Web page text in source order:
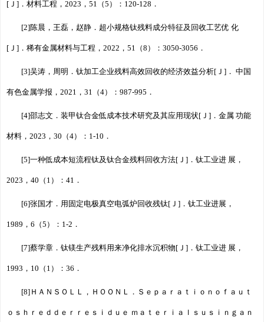
[Ｊ]．材料工程，2023，51（5）：120-128．
[2]陈晨，王磊，赵静．超小规格钛残料成分特征及回收工艺优 化
[Ｊ]．稀有金属材料与工程，2022，51（8）：3050-3056．
[3]吴涛，周明．钛加工企业残料高效回收的经济效益分析[Ｊ]． 中国
有色金属学报，2021，31（4）：987-995．
[4]邵志文．装甲钛合金低成本技术研究及其应用现状[Ｊ]．金属 功能
材料，2023，30（4）：1-10．
[5]一种低成本短流程钛及钛合金残料回收方法[Ｊ]．钛工业进 展，
2023，40（1）：41．
[6]张国才．用固定电极真空电弧炉回收残钛[Ｊ]．钛工业进展，
1989，6（5）：1-2．
[7]蔡学章．钛镁生产残料用来净化排水沉积物[Ｊ]．钛工业进 展，
1993，10（1）：36．
[8]ＨＡＮＳＯＬＬ，ＨＯＯＮＬ．Ｓｅｐａｒａｔｉｏｎｏｆａｕｔ
ｏｓｈｒｅｄｄｅｒｒｅｓｉｄｕｅ ｍａｔｅｒｉａｌｓｕｓｉｎｇａｎ